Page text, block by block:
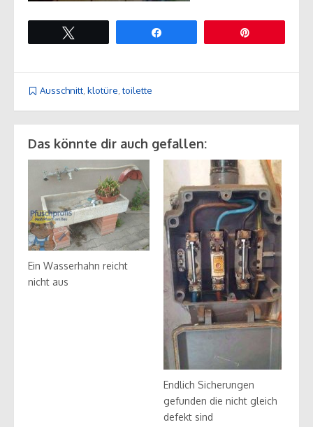
Ausschnitt, klotüre,toilette
Das könnte dir auch gefallen:
Ein Wasserhahn reicht
nicht aus
Endlich Sicherungen
gefunden die nicht gleich
defekt sind